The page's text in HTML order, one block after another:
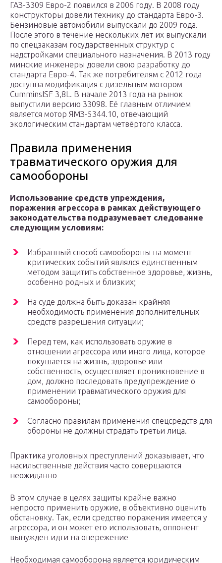
ГАЗ-3309 Евро-2 появился в 2006 году. В 2008 году
конструкторы довели технику до стандарта Евро-3.
Бензиновые автомобили выпускали до 2009 года.
После этого в течение нескольких лет их выпускали
по спецзаказам государственных структур с
надстройками специального назначения. В 2013 году
минские инженеры довели свою разработку до
стандарта Евро-4. Так же потребителям с 2012 года
доступна модификация с дизельным мотором
CumminsISF 3,8L. В начале 2013 года на рынок
выпустили версию 33098. Её главным отличием
является мотор ЯМЗ-5344.10, отвечающий
экологическим стандартам четвёртого класса.
Правила применения
травматического оружия для
самообороны
Использование средств упреждения,
поражения агрессора в рамках действующего
законодательства подразумевает следование
следующим условиям:
Избранный способ самообороны на момент
критических событий являлся единственным
методом защитить собственное здоровье, жизнь,
особенно родных и близких;
На суде должна быть доказан крайняя
необходимость применения дополнительных
средств разрешения ситуации;
Перед тем, как использовать оружие в
отношении агрессора или иного лица, которое
покушается на жизнь, здоровье или
собственность, осуществляет проникновение в
дом, должно последовать предупреждение о
применении травматического оружия для
самообороны;
Согласно правилам применения спецсредств для
обороны не должны страдать третьи лица.
Практика уголовных преступлений доказывает, что
насильственные действия часто совершаются
неожиданно
В этом случае в целях защиты крайне важно
непросто применить оружие, в объективно оценить
обстановку. Так, если средство поражения имеется у
агрессора, и он может его использовать, оппонент
вынужден идти на опережение
Необходимая самооборона является юридическим